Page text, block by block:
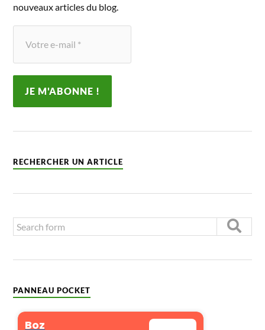
nouveaux articles du blog.
RECHERCHER UN ARTICLE
PANNEAU POCKET